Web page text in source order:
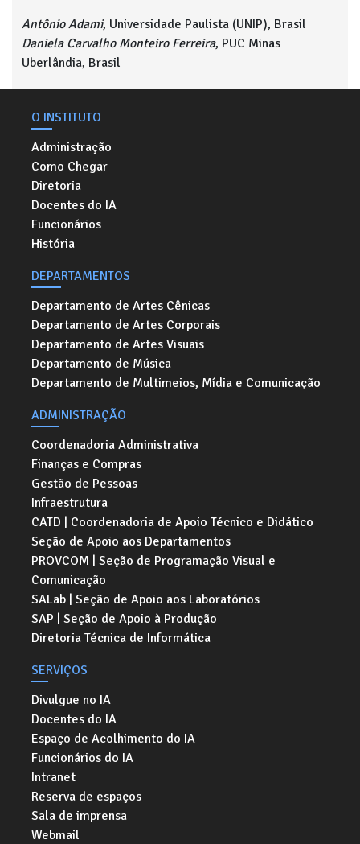
Antônio Adami, Universidade Paulista (UNIP), Brasil
Daniela Carvalho Monteiro Ferreira, PUC Minas
Uberlândia, Brasil
O INSTITUTO
Administração
Como Chegar
Diretoria
Docentes do IA
Funcionários
História
DEPARTAMENTOS
Departamento de Artes Cênicas
Departamento de Artes Corporais
Departamento de Artes Visuais
Departamento de Música
Departamento de Multimeios, Mídia e Comunicação
ADMINISTRAÇÃO
Coordenadoria Administrativa
Finanças e Compras
Gestão de Pessoas
Infraestrutura
CATD | Coordenadoria de Apoio Técnico e Didático
Seção de Apoio aos Departamentos
PROVCOM | Seção de Programação Visual e
Comunicação
SALab | Seção de Apoio aos Laboratórios
SAP | Seção de Apoio à Produção
Diretoria Técnica de Informática
SERVIÇOS
Divulgue no IA
Docentes do IA
Espaço de Acolhimento do IA
Funcionários do IA
Intranet
Reserva de espaços
Sala de imprensa
Webmail